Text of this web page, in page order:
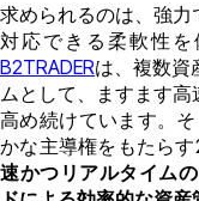
求められるのは、強
対応できる柔軟性を
B2TRADERは、複数資
ムとして、ますます
高め続けています。
かな主導権をもたら
速かつリアルタイム